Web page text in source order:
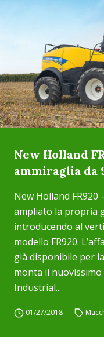
New Holland
ammiraglia da
New Holland
ampliato la propria
introducendo al
modello FR920.
già disponibile per
monta il
Industrial...
01/27/2018